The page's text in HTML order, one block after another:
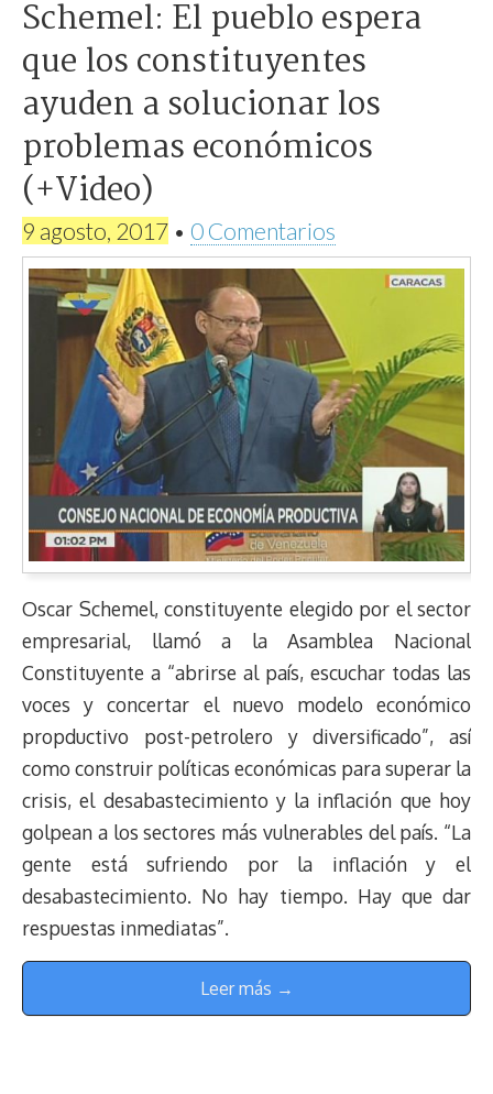
Schemel: El pueblo espera
que los constituyentes
ayuden a solucionar los
problemas económicos
(+Video)
9 agosto, 2017 • 0 Comentarios
Oscar Schemel, constituyente elegido por el sector
empresarial, llamó a la Asamblea Nacional
Constituyente a “abrirse al país, escuchar todas las
voces y concertar el nuevo modelo económico
propductivo post-petrolero y diversificado”, así
como construir políticas económicas para superar la
crisis, el desabastecimiento y la inflación que hoy
golpean a los sectores más vulnerables del país. “La
gente está sufriendo por la inflación y el
desabastecimiento. No hay tiempo. Hay que dar
respuestas inmediatas”.
Leer más →